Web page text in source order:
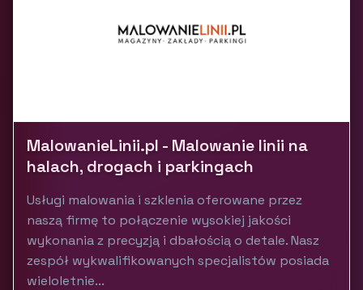
MalowanieLinii.pl - Malowanie linii na
halach, drogach i parkingach
Usługi malowania i szklenia oferowane przez
naszą firmę to połączenie wysokiej jakości
wykonania z precyzją i dbałością o detale. Nasz
zespół wykwalifikowanych specjalistów posiada
wieloletnie...